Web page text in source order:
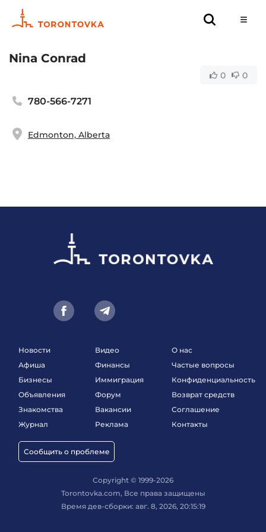
Nina Conrad
0 0
780-566-7271
Edmonton, Alberta
Новости
Афиша
Бизнесы
Объявления
Знакомства
Журнал
Сообщить о проблеме
Видео
Финансы
Иммиграция
Форум
Вакансии
Реклама
О нас
Частые вопросы
Конфиденциальность
Возврат средств
Соглашение
Контакты
Copyright © 1999-2026
Torontovka.com, Все права защищены
Время дев-сборки: авг. 8, 2026, 20:15:19